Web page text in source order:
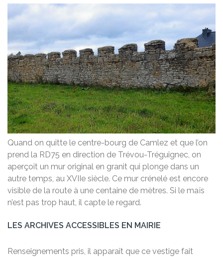
Quand on quitte le centre-bourg de Camlez et que l’on
prend la RD75 en direction de Trévou-Tréguignec, on
aperçoit un mur original en granit qui plonge dans un
autre temps, au XVIIe siècle. Ce mur crénelé est encore
visible de la route à une centaine de mètres. Si le maïs
n’est pas trop haut, il capte le regard.
LES ARCHIVES ACCESSIBLES EN MAIRIE
Renseignements pris, il apparaît que ce vestige fait